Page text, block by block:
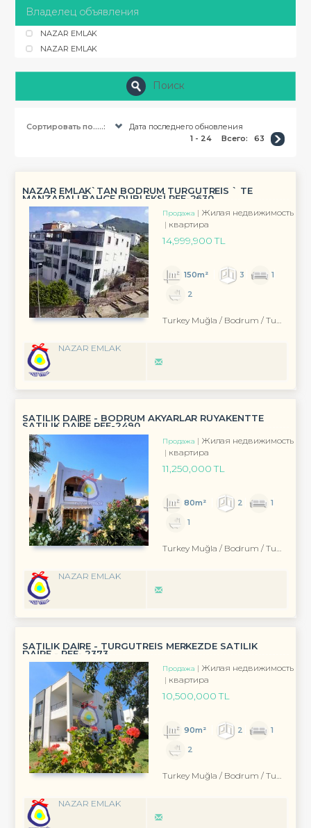
Владелец объявления
NAZAR EMLAK
NAZAR EMLAK
Поиск
Сортировать по.....:
Дата последнего обновления
1 - 24
Всего: 63
NAZAR EMLAK`TAN BODRUM TURGUTREİS ` TE
MANZARALI BAHÇE DUBLEKSİ REF-2630
Продажа
Жилая недвижимость
квартира
14,999,900 TL
150m² 3
1
2
Turkey Muğla / Bodrum / Turgutreis
NAZAR EMLAK
SATILIK DAİRE - BODRUM AKYARLAR RÜYAKENTTE
SATILIK DAİRE REF-2490
Продажа
Жилая недвижимость
квартира
11,250,000 TL
80m² 2
1
1
Turkey Muğla / Bodrum / Turgutreis
NAZAR EMLAK
SATILIK DAİRE - TURGUTREİS MERKEZDE SATILIK
DAİRE - REF- 2373
Продажа
Жилая недвижимость
квартира
10,500,000 TL
90m² 2
1
2
Turkey Muğla / Bodrum / Turgutreis
NAZAR EMLAK